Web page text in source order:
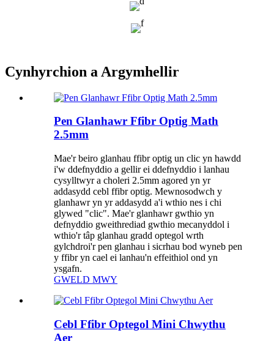
Cynhyrchion a Argymhellir
Pen Glanhawr Ffibr Optig Math
2.5mm
Mae'r beiro glanhau ffibr optig un clic yn hawdd
i'w ddefnyddio a gellir ei ddefnyddio i lanhau
cysylltwyr a choleri 2.5mm agored yn yr
addasydd cebl ffibr optig. Mewnosodwch y
glanhawr yn yr addasydd a'i wthio nes i chi
glywed "clic". Mae'r glanhawr gwthio yn
defnyddio gweithrediad gwthio mecanyddol i
wthio'r tâp glanhau gradd optegol wrth
gylchdroi'r pen glanhau i sicrhau bod wyneb pen
y ffibr yn cael ei lanhau'n effeithiol ond yn
ysgafn.
GWELD MWY
Cebl Ffibr Optegol Mini Chwythu
Aer